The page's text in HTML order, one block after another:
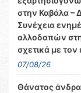
στην Καβάλα –
Συνέχεια
αλλοδαπών
σχετικά με τον
07/08/26
Θάνατος άνδρα